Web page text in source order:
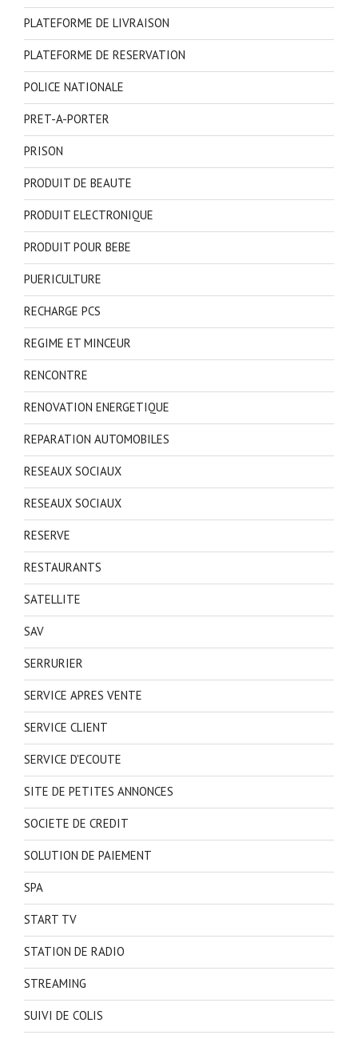
PLATEFORME DE LIVRAISON
PLATEFORME DE RESERVATION
POLICE NATIONALE
PRET-A-PORTER
PRISON
PRODUIT DE BEAUTE
PRODUIT ELECTRONIQUE
PRODUIT POUR BEBE
PUERICULTURE
RECHARGE PCS
REGIME ET MINCEUR
RENCONTRE
RENOVATION ENERGETIQUE
REPARATION AUTOMOBILES
RESEAUX SOCIAUX
RESEAUX SOCIAUX
RESERVE
RESTAURANTS
SATELLITE
SAV
SERRURIER
SERVICE APRES VENTE
SERVICE CLIENT
SERVICE D'ECOUTE
SITE DE PETITES ANNONCES
SOCIETE DE CREDIT
SOLUTION DE PAIEMENT
SPA
START TV
STATION DE RADIO
STREAMING
SUIVI DE COLIS